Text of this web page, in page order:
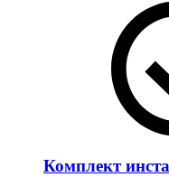
Комплект